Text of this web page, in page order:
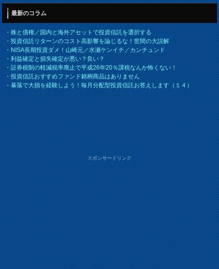
最新のコラム
・株と債権／国内と海外アセットで投資信託を選択する
・投資信託リターンのコスト高影響を論じるな！世間の大誤解
・NISA長期投資ダメ！山崎元／水瀬ケンイチ／カンチュンド
・利益確定と損失確定が悪い？良い？
・証券税制の軽減税率廃止で平成26年20％課税なんか怖くない！
・投資信託おすすめファンド銘柄商品はありません
・暴落で大損を経験しよう！毎月分配型投資信託お答えします（１４）
スポンサードリンク